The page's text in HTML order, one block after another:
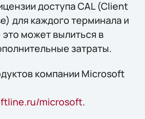
доступа CAL (Client
для каждого терминала и
может вылиться в
затраты.
компании Microsoft
microsoft.